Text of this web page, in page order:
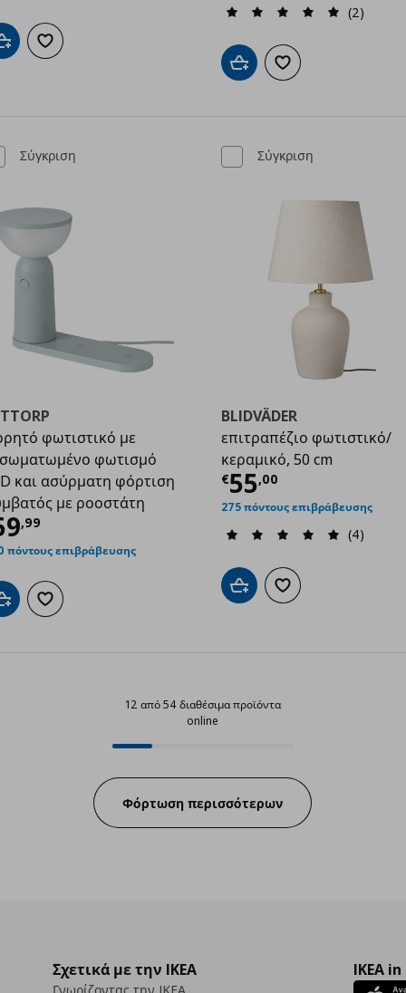
Προσθήκη στο καλάθι
Προσθήκη στα αγαπημένα
(2)
Προσθήκη στο καλάθι
Προσθήκη στα
Σύγκριση
φωτιστικό με
φωτισμό
και ασύρματη φόρτιση
με ροοστάτη
,99 τιμή € 59,99
πόντους επιβράβευσης
Προσθήκη στο καλάθι
Προσθήκη στα αγαπημένα
Σύγκριση
BLIDVÄDER
επιτραπέζιο φωτιστικό/
κεραμικό, 50 cm
€55,00
Τρέχουσα
275 πόντους επιβράβευσης
(4)
Προσθήκη στο καλάθι
Προσθήκη στα
12 από 54 διαθέσιμα προϊόντα
online
Progress:
Φόρτωση περισσότερων
Σχετικά με την IKEA IKEA